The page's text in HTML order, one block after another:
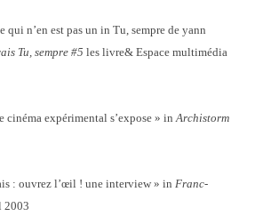
qui n’en est pas un in Tu, sempre de yann
Tu, sempre #5 les livre& Espace multimédia
cinéma expérimental s’expose » inArchistorm
: ouvrez l’œil ! une interview » in Franc-
2003